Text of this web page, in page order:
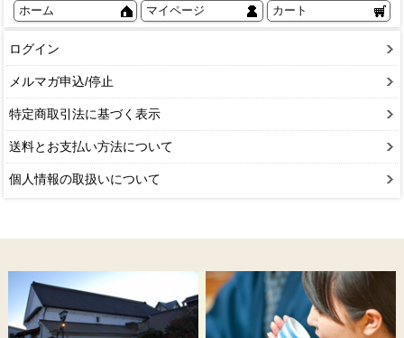
ホーム マイページ カート
ログイン
メルマガ申込/停止
特定商取引法に基づく表示
送料とお支払い方法について
個人情報の取扱いについて